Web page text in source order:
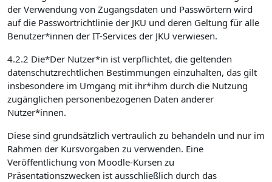
der Verwendung von Zugangsdaten und Passwörtern wird
auf die Passwortrichtlinie der JKU und deren Geltung für alle
Benutzer*innen der IT-Services der JKU verwiesen.
4.2.2 Die*Der Nutzer*in ist verpflichtet, die geltenden
datenschutzrechtlichen Bestimmungen einzuhalten, das gilt
insbesondere im Umgang mit ihr*ihm durch die Nutzung
zugänglichen personenbezogenen Daten anderer
Nutzer*innen.
Diese sind grundsätzlich vertraulich zu behandeln und nur im
Rahmen der Kursvorgaben zu verwenden. Eine
Veröffentlichung von Moodle-Kursen zu
Präsentationszwecken ist ausschließlich durch das